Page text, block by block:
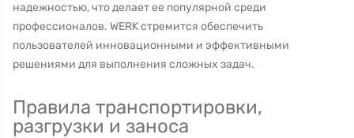
надежностью, что делает ее популярной среди
профессионалов. WERK стремится обеспечить
пользователей инновационными и эффективными
решениями для выполнения сложных задач.
Правила транспортировки,
разгрузки и заноса